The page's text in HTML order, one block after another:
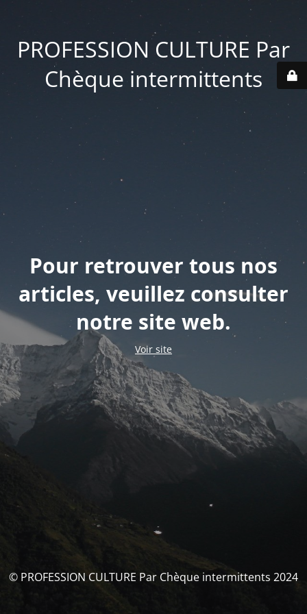
PROFESSION CULTURE Par
Chèque intermittents
Pour retrouver tous nos
articles, veuillez consulter
notre site web.
Voir site
© PROFESSION CULTURE Par Chèque intermittents 2024